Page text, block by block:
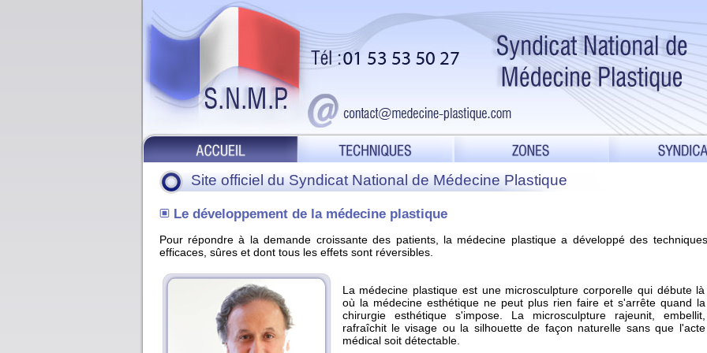
Site officiel du Syndicat National de Médecine Plastique
Le développement de la médecine plastique
Pour répondre à la demande croissante des patients, la médecine plastique a développé des techniques
efficaces, sûres et dont tous les effets sont réversibles.
La médecine plastique est une microsculpture corporelle qui débute là
où la médecine esthétique ne peut plus rien faire et s'arrête quand la
chirurgie esthétique s'impose. La microsculpture rajeunit, embellit,
rafraîchit le visage ou la silhouette de façon naturelle sans que l'acte
médical soit détectable.